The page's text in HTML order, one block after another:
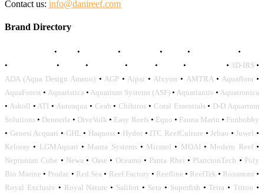
Contact us: info@danireef.com
Brand Directory
• • • • • •
•
• • • • • • 3D-IRS •
ADA (Aqua Design Amano) • AGP• Aipai • Alxyon • AMTRA• Aquaflora •
AquaForest • Aquaristica • Aquarium Systems (ASF)• Aquatlantis • Aquatronica
• Askoll • ATI • Autoaqua • Ceab • Chihiros • Coral Essentials• D-D Aquarium
Solutions • Dennerle • DiveVolk • Easy Reefs• Equo • Fauna Marin • Funhobby
• Genesi Acquari • GHL • Haquoss• Hydor • ITC ReefCulture •Jebao •Juwel •
Keloray • LGMAquari • Manta Systems• Micmol • MOAI • Modern Reef•
Neptunian Cube • Newa • Oase • Oceamo • Panta Rhei • PlanctonTech • Poly
Bio Marine • Prodac • Red Sea • Reef Factory • Reefline • ReefTek • Rossmont •
Royal Exclusiv • Royal Nature • Salifert • Sera • Superfish •Tetra •Triton •